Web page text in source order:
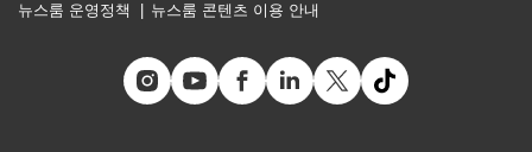
뉴스룸 운영정책 뉴스룸 콘텐츠 이용 안내